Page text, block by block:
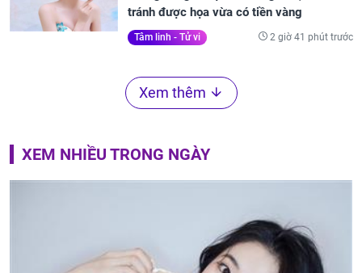
tránh được họa vừa có tiền vàng
Tâm linh - Tử vi 2 giờ 41 phút trước
Xem thêm
XEM NHIỀU TRONG NGÀY